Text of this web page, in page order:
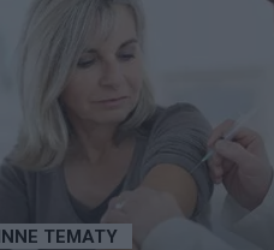
TEMATY